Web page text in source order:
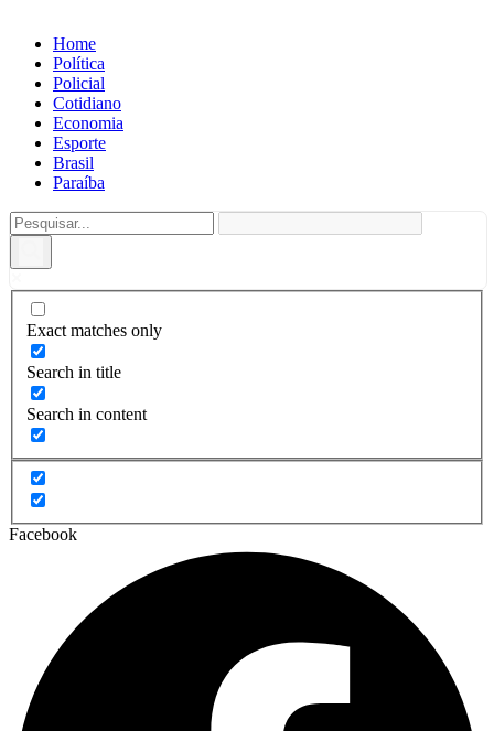
Home
Política
Policial
Cotidiano
Economia
Esporte
Brasil
Paraíba
Exact matches only
Search in title
Search in content
Facebook